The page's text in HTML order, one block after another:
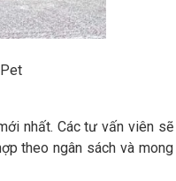
nhất. Các tư vấn viên sẽ
theo ngân sách và mong